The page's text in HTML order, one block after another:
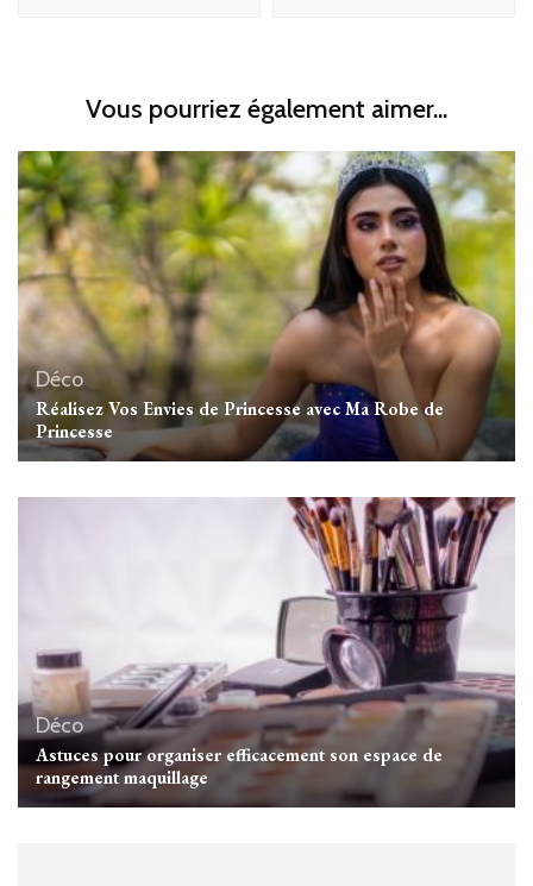
Vous pourriez également aimer...
Déco
Réalisez Vos Envies de Princesse avec Ma Robe de
Princesse
Déco
Astuces pour organiser efficacement son espace de
rangement maquillage